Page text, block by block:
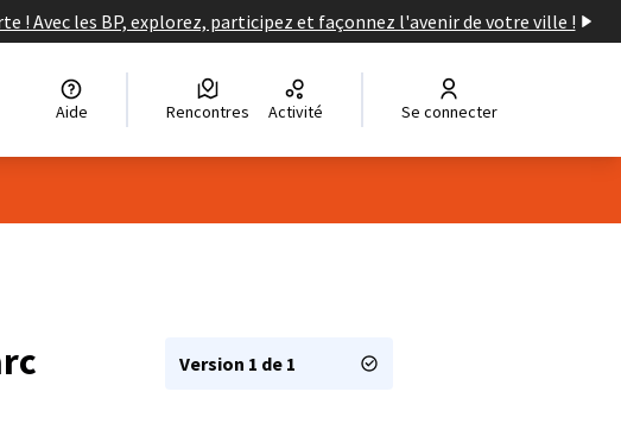
! Avec les BP, explorez, participez et façonnez l'avenir de votre ville !
Aide Rencontres Activité Se connecter
Version 1 de 1